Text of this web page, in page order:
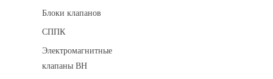
Блоки клапанов
СППК
Электромагнитные
клапаны ВН